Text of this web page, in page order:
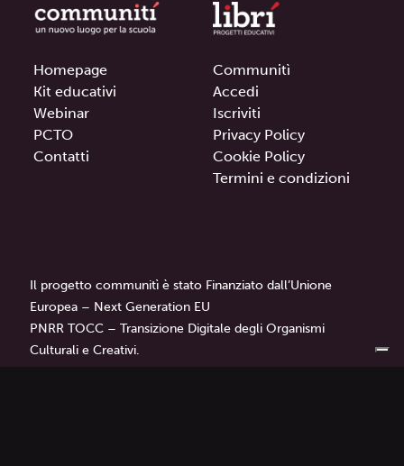
Homepage
Kit educativi
Webinar
PCTO
Contatti
Communitì
Accedi
Iscriviti
Privacy Policy
Cookie Policy
Termini e condizioni
Il progetto communitì è stato Finanziato dall’Unione
Europea – Next Generation EU
PNRR TOCC – Transizione Digitale degli Organismi
Culturali e Creativi.